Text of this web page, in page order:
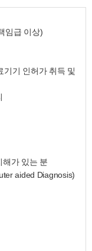
임급 이상)
기기 인허가 취득 및
해가 있는 분
aided Diagnosis)